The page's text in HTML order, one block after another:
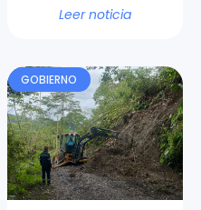
Leer noticia
GOBIERNO